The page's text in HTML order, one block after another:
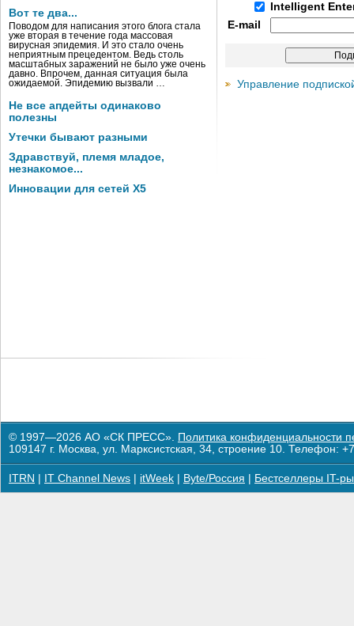
Вот те два...
Поводом для написания этого блога стала
уже вторая в течение года массовая
вирусная эпидемия. И это стало очень
неприятным прецедентом. Ведь столь
масштабных заражений не было уже очень
давно. Впрочем, данная ситуация была
ожидаемой. Эпидемию вызвали …
Не все апдейты одинаково
полезны
Утечки бывают разными
Здравствуй, племя младое,
незнакомое...
Инновации для сетей X5
Intelligent
E-mail
Управление
© 1997—2026 АО «СК ПРЕСС». Политика конфиденциальности
109147 г. Москва, ул. Марксистская, 34, строение 10. Телефон:
ITRN IT Channel News itWeek Byte/Россия Бестселлеры IT-